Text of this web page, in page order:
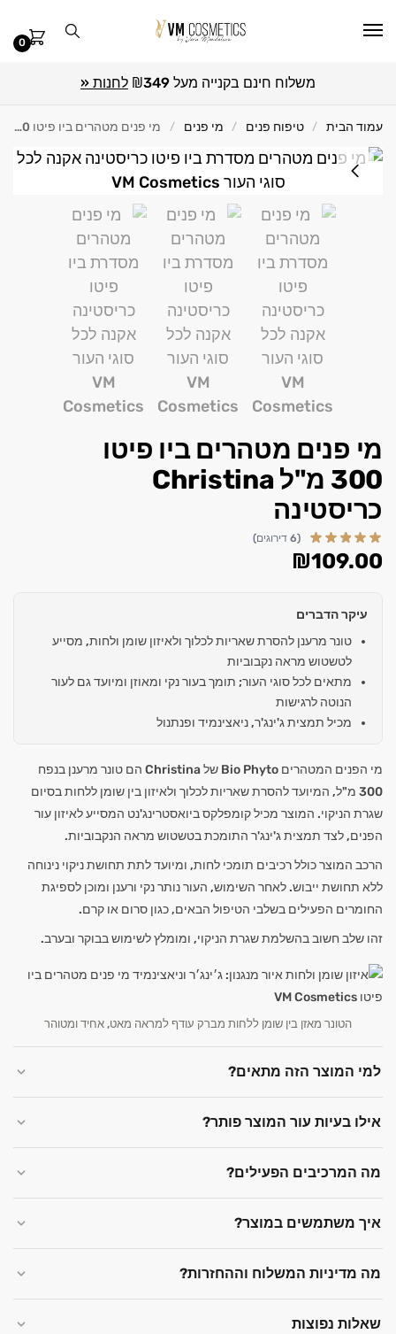
0
משלוח חינם בקנייה מעל ₪349 לחנות «
עמוד הבית / טיפוח פנים / מי פנים / מי פנים מטהרים ביו פיטו 300 מ"ל Christina כריסטינה
מי פנים מטהרים ביו פיטו
300 מ"ל Christina
כריסטינה
(6 דירוגים)
₪109.00
עיקר הדברים
טונר מרענן להסרת שאריות לכלוך ולאיזון שומן ולחות, מסייע
לטשטוש מראה נקבוביות
מתאים לכל סוגי העור; תומך בעור נקי ומאוזן ומיועד גם לעור
הנוטה לרגישות
מכיל תמצית ג'ינג'ר, ניאצינמיד ופנתנול
מי הפנים המטהרים Bio Phyto של Christina הם טונר מרענן בנפח
300 מ"ל, המיועד להסרת שאריות לכלוך ולאיזון בין שומן ללחות בסיום
שגרת הניקוי. המוצר מכיל קומפלקס ביואסטרינג'נט המסייע לאיזון עור
הפנים, לצד תמצית ג'ינג'ר התומכת בטשטוש מראה הנקבוביות.
הרכב המוצר כולל רכיבים תומכי לחות, ומיועד לתת תחושת ניקוי נינוחה
ללא תחושת ייבוש. לאחר השימוש, העור נותר נקי ורענן ומוכן לספיגת
החומרים הפעילים בשלבי הטיפול הבאים, כגון סרום או קרם.
זהו שלב חשוב בהשלמת שגרת הניקוי, ומומלץ לשימוש בבוקר ובערב.
הטונר מאזן בין שומן ללחות מברק עודף למראה מאט, אחיד ומטוהר
למי המוצר הזה מתאים?
אילו בעיות עור המוצר פותר?
מה המרכיבים הפעילים?
איך משתמשים במוצר?
מה מדיניות המשלוח וההחזרות?
שאלות נפוצות